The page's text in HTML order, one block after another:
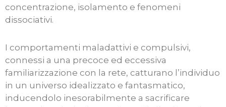
concentrazione, isolamento e fenomeni
dissociativi.
I comportamenti maladattivi e compulsivi,
connessi a una precoce ed eccessiva
familiarizzazione con la rete, catturano l’individuo
in un universo idealizzato e fantasmatico,
inducendolo inesorabilmente a sacrificare